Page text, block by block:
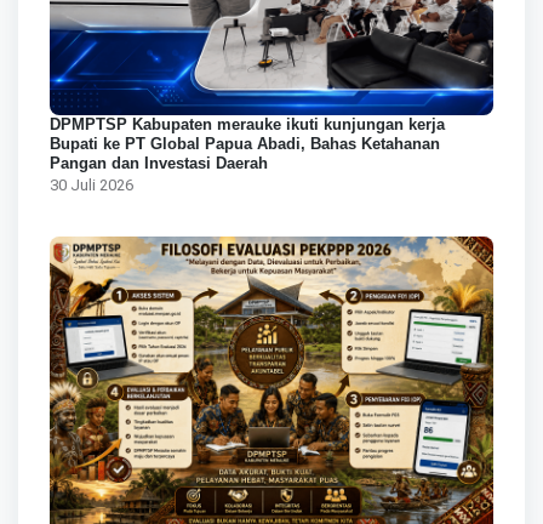
DPMPTSP Kabupaten merauke ikuti kunjungan kerja
Bupati ke PT Global Papua Abadi, Bahas Ketahanan
Pangan dan Investasi Daerah
30 Juli 2026